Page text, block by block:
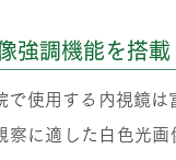
強調機能を搭
で使用する内視鏡
察に適した白色光